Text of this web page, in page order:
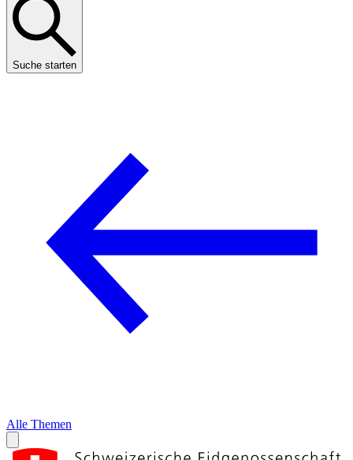
Suche starten
Alle Themen